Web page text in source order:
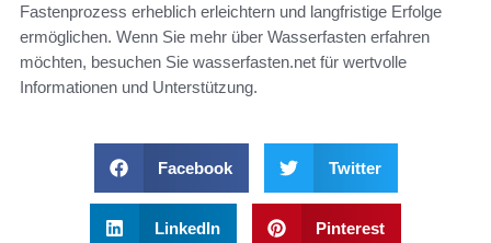
Fastenprozess erheblich erleichtern und langfristige Erfolge
ermöglichen. Wenn Sie mehr über Wasserfasten erfahren
möchten, besuchen Sie wasserfasten.net für wertvolle
Informationen und Unterstützung.
Facebook Twitter
LinkedIn Pinterest